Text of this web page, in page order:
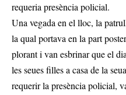
requeria presència policial.
Una vegada en el lloc, la
la qual portava en la part
plorant i van esbrinar que el
les seues filles a casa de la
requerir la presència policial,